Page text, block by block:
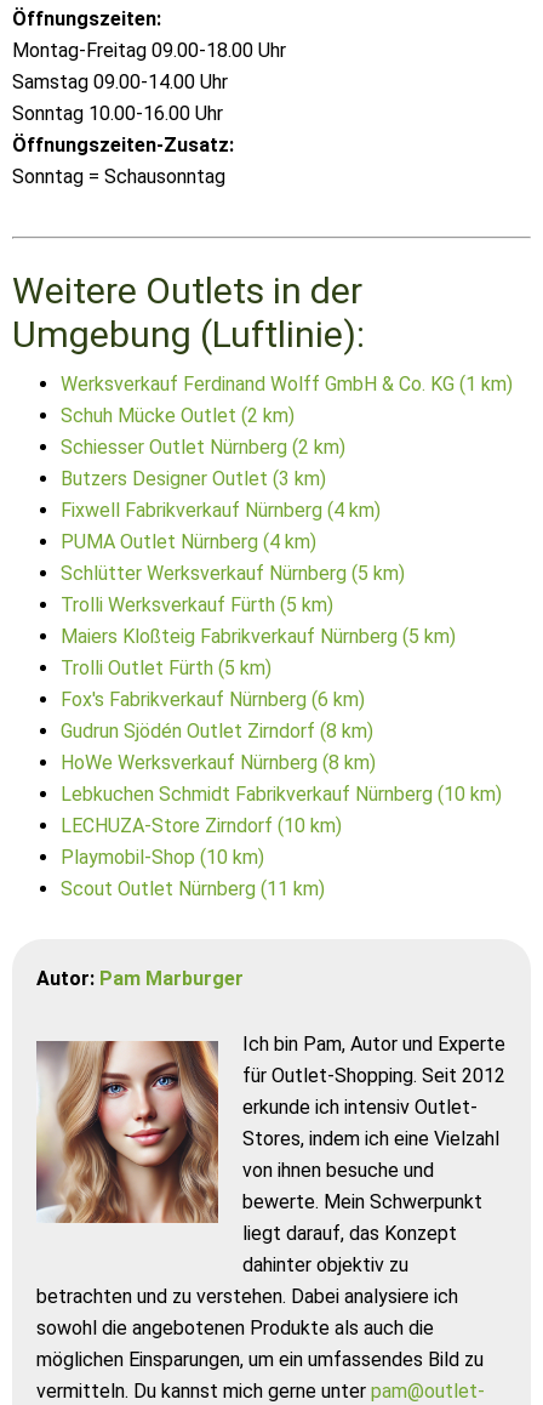
Öffnungszeiten:
Montag-Freitag 09.00-18.00 Uhr
Samstag 09.00-14.00 Uhr
Sonntag 10.00-16.00 Uhr
Öffnungszeiten-Zusatz:
Sonntag = Schausonntag
Weitere Outlets in der
Umgebung (Luftlinie):
Werksverkauf Ferdinand Wolff GmbH & Co. KG (1 km)
Schuh Mücke Outlet (2 km)
Schiesser Outlet Nürnberg (2 km)
Butzers Designer Outlet (3 km)
Fixwell Fabrikverkauf Nürnberg (4 km)
PUMA Outlet Nürnberg (4 km)
Schlütter Werksverkauf Nürnberg (5 km)
Trolli Werksverkauf Fürth (5 km)
Maiers Kloßteig Fabrikverkauf Nürnberg (5 km)
Trolli Outlet Fürth (5 km)
Fox's Fabrikverkauf Nürnberg (6 km)
Gudrun Sjödén Outlet Zirndorf (8 km)
HoWe Werksverkauf Nürnberg (8 km)
Lebkuchen Schmidt Fabrikverkauf Nürnberg (10 km)
LECHUZA-Store Zirndorf (10 km)
Playmobil-Shop (10 km)
Scout Outlet Nürnberg (11 km)
Autor: Pam Marburger
Ich bin Pam, Autor und Experte
für Outlet-Shopping. Seit 2012
erkunde ich intensiv Outlet-
Stores, indem ich eine Vielzahl
von ihnen besuche und
bewerte. Mein Schwerpunkt
liegt darauf, das Konzept
dahinter objektiv zu
betrachten und zu verstehen. Dabei analysiere ich
sowohl die angebotenen Produkte als auch die
möglichen Einsparungen, um ein umfassendes Bild zu
vermitteln. Du kannst mich gerne unter pam@outlet-